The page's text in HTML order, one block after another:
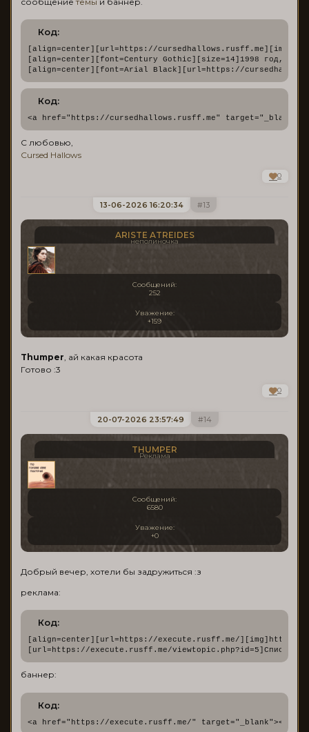
Код:
[align=center][url=https://
[align=center][font=Century Gothic][size=14]1998 год,
[align=center][font=Arial Black][url=https://
Код:
<a href="https://cursedhallows.rusff.me" target="_blank"
С любовью,
Cursed Hallows
0
13
13-06-2026 16:20:34
ARISTE ATREIDES
неполиночка
Сообщений:
252
Уважение:
+159
Thumper , ай какая красота
Готово :3
0
14
20-07-2026 23:57:49
THUMPER
Реклама
Сообщений:
6580
Уважение:
+0
Добрый вечер, хотели бы задружиться :з
реклама:
Код:
[align=center][url=https://execute.rusff.me/
[url=https://execute.rusff.me/
баннер:
Код:
<a href="https://execute.rusff.me/" target="_blank"><img